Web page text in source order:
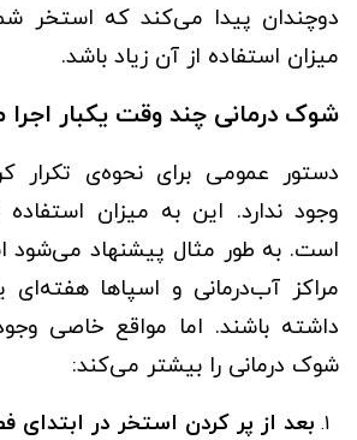
دوچندان پیدا می‌کند که استخر
میزان استفاده از آن زیاد باشد.
شوک درمانی چند وقت یکبار
دستور عمومی برای نحوه‌ی تکرار
وجود ندارد. این به میزان
است. به طور مثال پیشنهاد می‌شود
مراکز آب‌درمانی و اسپاها هفته‌ای
داشته باشند. اما مواقع خاصی
شوک درمانی را بیشتر می‌کند:
بعد از پر کردن استخر در ابتدای